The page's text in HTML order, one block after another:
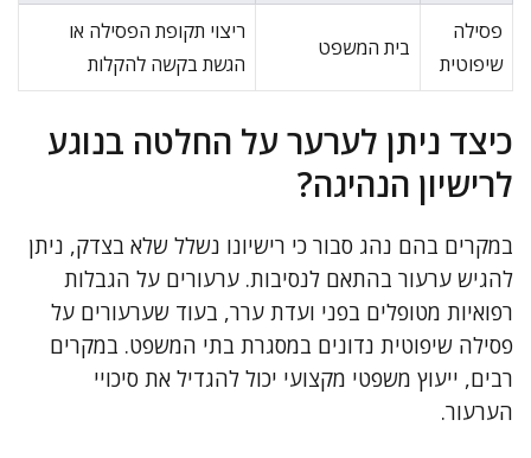
פסילה
שיפוטית
בית המשפט
ריצוי תקופת הפסילה או
הגשת בקשה להקלות
כיצד ניתן לערער על החלטה בנוגע
לרישיון הנהיגה?
במקרים בהם נהג סבור כי רישיונו נשלל שלא בצדק, ניתן
להגיש ערעור בהתאם לנסיבות. ערעורים על הגבלות
רפואיות מטופלים בפני ועדת ערר, בעוד שערעורים על
פסילה שיפוטית נדונים במסגרת בתי המשפט. במקרים
רבים, ייעוץ משפטי מקצועי יכול להגדיל את סיכויי
הערעור.